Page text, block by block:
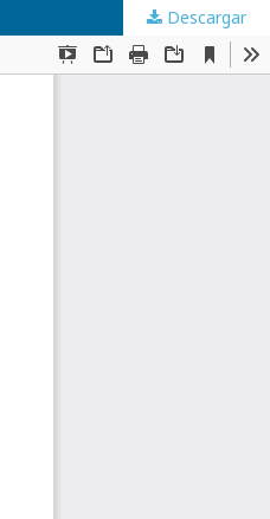
Descargar